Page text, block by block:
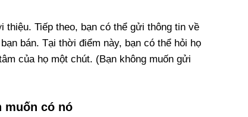
Tiếp theo, bạn có thể gửi thông tin về
bán. Tại thời điểm này, bạn có thể hỏi họ
của họ một chút. (Bạn không muốn gửi
muốn có nó